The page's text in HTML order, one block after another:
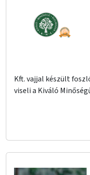
Kft. vajjal készült
viseli a Kiváló